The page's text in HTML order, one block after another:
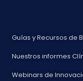
Guías y Recursos de
Nuestros informes
Webinars de